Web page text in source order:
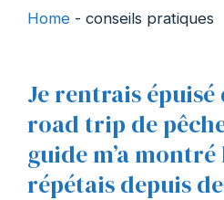
Home - conseils pratiques
Je rentrais épuisé
road trip de
guide m’a
répétais depuis